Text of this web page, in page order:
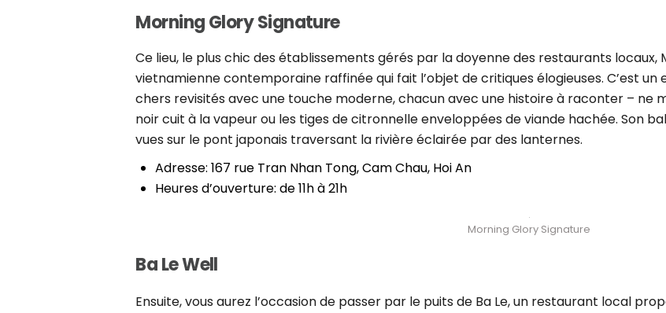
Morning Glory Signature
Ce lieu, le plus chic des établissements gérés par la doyenne des restaurants locaux,
vietnamienne contemporaine raffinée qui fait l’objet de critiques élogieuses. C’est
chers revisités avec une touche moderne, chacun avec une histoire à raconter – ne
noir cuit à la vapeur ou les tiges de citronnelle enveloppées de viande hachée. Son
vues sur le pont japonais traversant la rivière éclairée par des lanternes.
Adresse: 167 rue Tran Nhan Tong, Cam Chau, Hoi An
Heures d’ouverture: de 11h à 21h
Morning Glory Signature
Ba Le Well
Ensuite, vous aurez l’occasion de passer par le puits de Ba Le, un restaurant local